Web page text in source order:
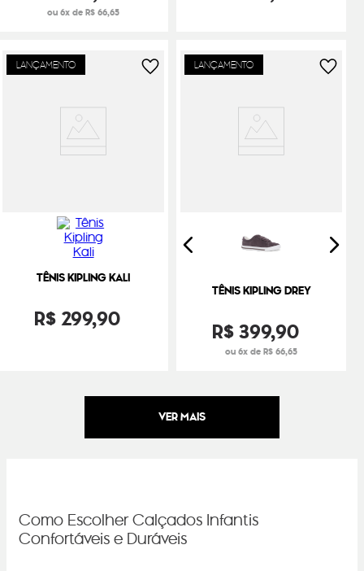
ou 6x de R$ 66,65
LANÇAMENTO
TÊNIS KIPLING KALI
R$299,90
LANÇAMENTO
TÊNIS KIPLING DREY
R$399,90
ou 6x de R$ 66,65
Como Escolher Calçados Infantis
Confortáveis e Duráveis